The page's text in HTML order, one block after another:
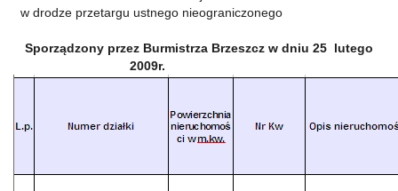
w drodze przetargu ustnego nieograniczonego
Sporządzony przez Burmistrza Brzeszcz w dniu 25 lutego
2009r.